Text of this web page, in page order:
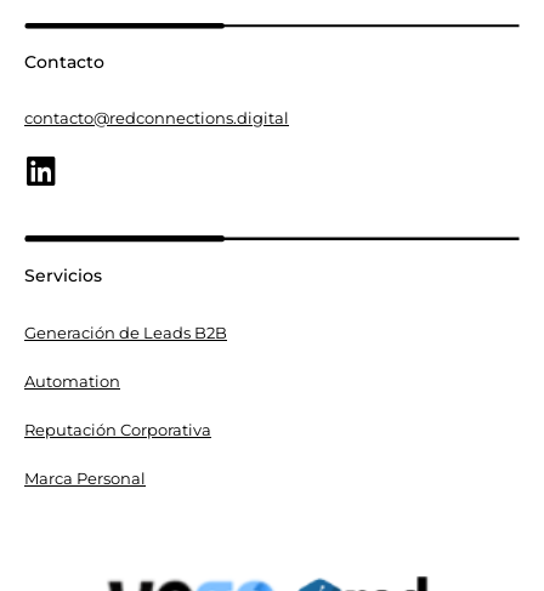
Servicios
Generación de Leads B2B
Automation
Reputación Corporativa
Marca Personal
Contacto
contacto@redconnections.digital